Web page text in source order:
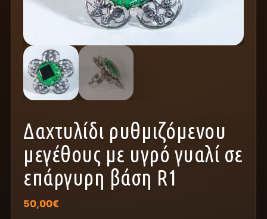
Δαχτυλίδι ρυθμιζόμενου
μεγέθους με υγρό γυαλί σε
επάργυρη βάση R1
50,00€